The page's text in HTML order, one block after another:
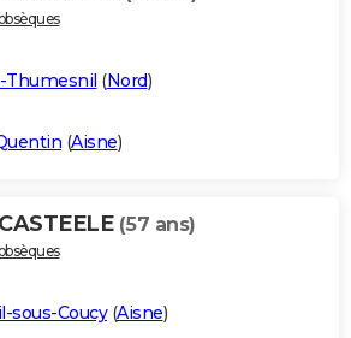
Thumesnil (Nord)
(Aisne)
(57 ans)
sous-Coucy(Aisne)